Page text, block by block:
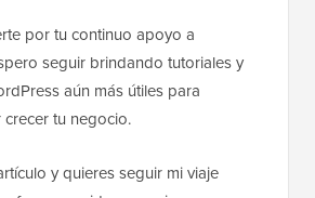
por tu continuo apoyo a
seguir brindando tutoriales y
aún más útiles para
tu negocio.
y quieres seguir mi viaje